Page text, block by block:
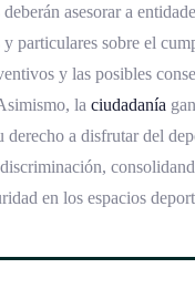
asesorar a
y particulares sobre el
y las posibles
la ciudadanía
derecho a disfrutar del
en los espacios